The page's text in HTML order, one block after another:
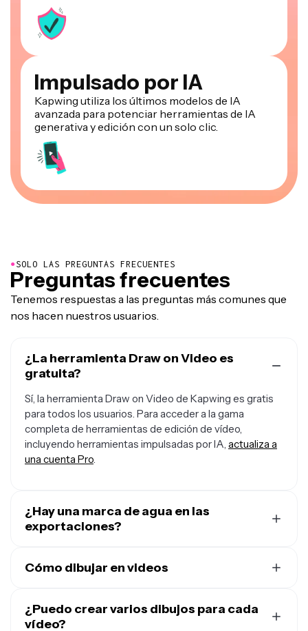
Impulsado por IA
Kapwing utiliza los últimos modelos de IA
avanzada para potenciar herramientas de IA
generativa y edición con un solo clic.
●SOLO LAS PREGUNTAS FRECUENTES
Preguntas frecuentes
Tenemos respuestas a las preguntas más comunes que
nos hacen nuestros usuarios.
¿La herramienta Draw on Video es
gratuita?
Sí, la herramienta Draw on Video de Kapwing es gratis
para todos los usuarios. Para acceder a la gama
completa de herramientas de edición de vídeo,
incluyendo herramientas impulsadas por IA, actualiza a
una cuenta Pro
¿Hay una marca de agua en las
exportaciones?
las exportaciones — incluyendo las de Draw on Video —
completamente de tus creaciones.
Cómo dibujar en videos
vídeo a un nuevo proyecto en Kapwing Studio. En la
barra lateral izquierda, haz clic en "Visuals" y luego
¿Puedo crear varios dibujos para cada
vídeo?